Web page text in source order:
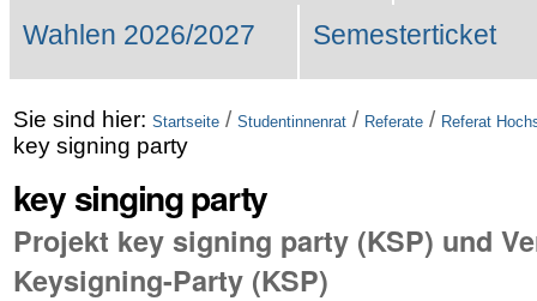
Wahlen 2026/2027 Semesterticket
Sie sind hier: Startseite / Studentinnenrat / Referate / Referat
key signing party
key singing party
Projekt key signing party (KSP) und
Keysigning-Party (KSP)